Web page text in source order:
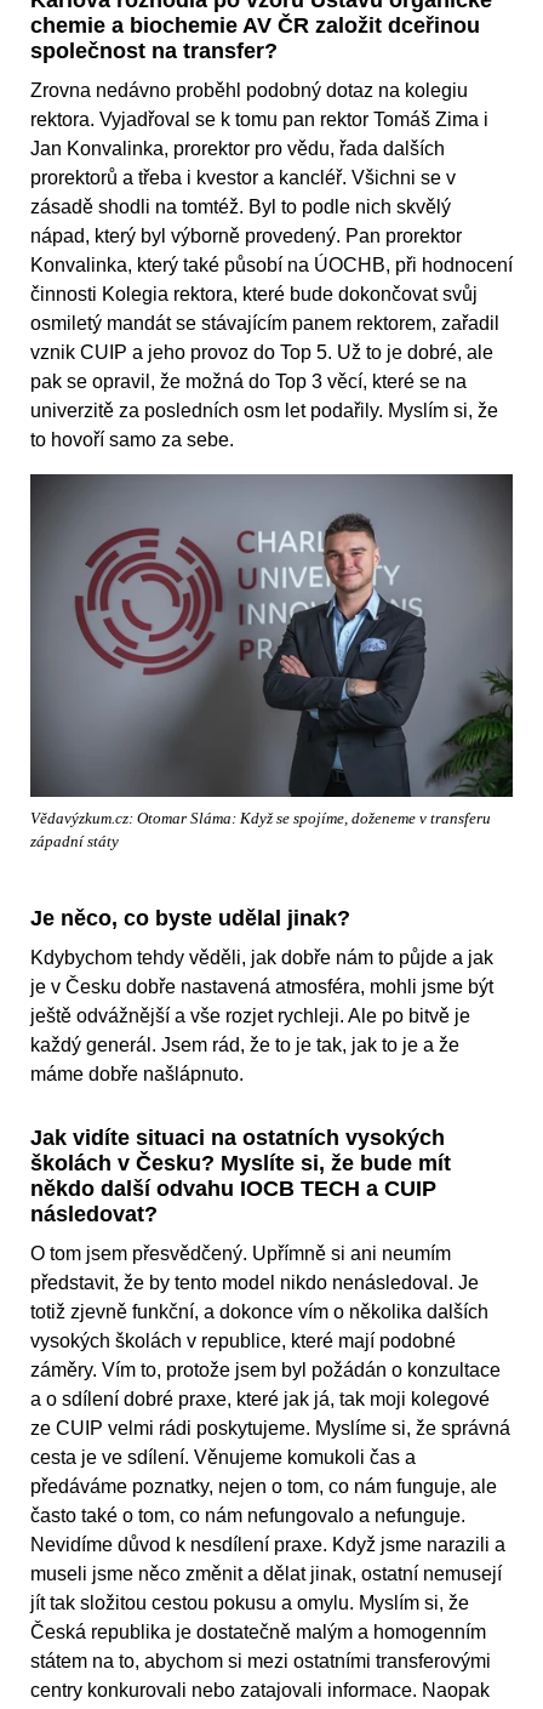
chemie a biochemie AV ČR založit dceřinou
společnost na transfer?
Zrovna nedávno proběhl podobný dotaz na kolegiu
rektora. Vyjadřoval se k tomu pan rektor Tomáš Zima i
Jan Konvalinka, prorektor pro vědu, řada dalších
prorektorů a třeba i kvestor a kancléř. Všichni se v
zásadě shodli na tomtéž. Byl to podle nich skvělý
nápad, který byl výborně provedený. Pan prorektor
Konvalinka, který také působí na ÚOCHB, při hodnocení
činnosti Kolegia rektora, které bude dokončovat svůj
osmiletý mandát se stávajícím panem rektorem, zařadil
vznik CUIP a jeho provoz do Top 5. Už to je dobré, ale
pak se opravil, že možná do Top 3 věcí, které se na
univerzitě za posledních osm let podařily. Myslím si, že
to hovoří samo za sebe.
Vědavýzkum.cz: Otomar Sláma: Když se spojíme, doženeme v transferu
západní státy
Je něco, co byste udělal jinak?
Kdybychom tehdy věděli, jak dobře nám to půjde a jak
je v Česku dobře nastavená atmosféra, mohli jsme být
ještě odvážnější a vše rozjet rychleji. Ale po bitvě je
každý generál. Jsem rád, že to je tak, jak to je a že
máme dobře našlápnuto.
Jak vidíte situaci na ostatních vysokých
školách v Česku? Myslíte si, že bude mít
někdo další odvahu IOCB TECH a CUIP
následovat?
O tom jsem přesvědčený. Upřímně si ani neumím
představit, že by tento model nikdo nenásledoval. Je
totiž zjevně funkční, a dokonce vím o několika dalších
vysokých školách v republice, které mají podobné
záměry. Vím to, protože jsem byl požádán o konzultace
a o sdílení dobré praxe, které jak já, tak moji kolegové
ze CUIP velmi rádi poskytujeme. Myslíme si, že správná
cesta je ve sdílení. Věnujeme komukoli čas a
předáváme poznatky, nejen o tom, co nám funguje, ale
často také o tom, co nám nefungovalo a nefunguje.
Nevidíme důvod k nesdílení praxe. Když jsme narazili a
museli jsme něco změnit a dělat jinak, ostatní nemusejí
jít tak složitou cestou pokusu a omylu. Myslím si, že
Česká republika je dostatečně malým a homogenním
státem na to, abychom si mezi ostatními transferovými
centry konkurovali nebo zatajovali informace. Naopak